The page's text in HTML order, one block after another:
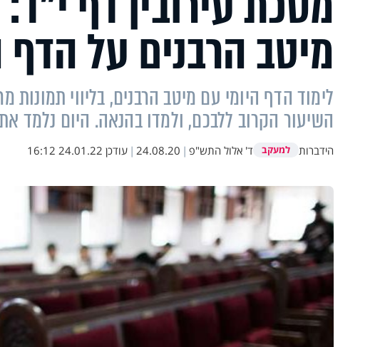
מיטב הרבנים על הדף
לימוד הדף היומי עם מיטב הרבנים, בליווי
השיעור הקרוב ללבכם, ולמדו בהנאה. היום נלמד
הידברות למעקב ד' אלול התש"פ |
24.08.20
| עודכן 24.01.22 16:12